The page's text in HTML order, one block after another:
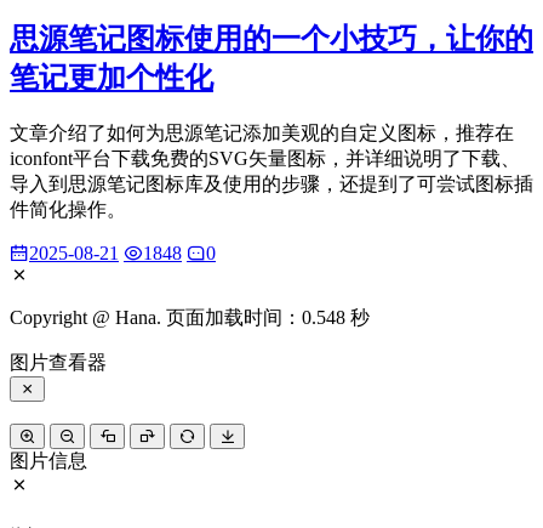
思源笔记图标使用的一个小技巧，让你的
笔记更加个性化
文章介绍了如何为思源笔记添加美观的自定义图标，推荐在
iconfont平台下载免费的SVG矢量图标，并详细说明了下载、
导入到思源笔记图标库及使用的步骤，还提到了可尝试图标插
件简化操作。
2025-08-21 1848 0
Copyright @ Hana. 页面加载时间：0.548 秒
图片查看器
图片信息